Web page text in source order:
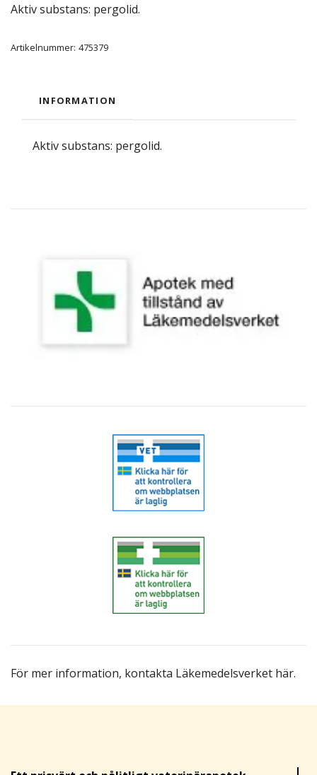
För mer information, kontakta Läkemedelsverket här.
Aktiv substans: pergolid.
Artikelnummer: 475379
INFORMATION
Aktiv substans: pergolid.